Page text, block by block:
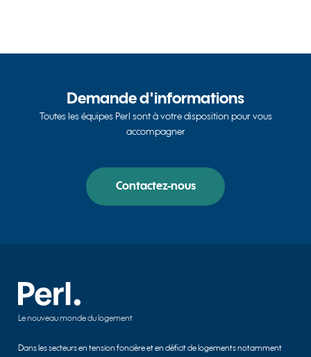
Demande d'informations
Toutes les équipes Perl sont à votre disposition pour vous
accompagner
Contactez-nous
Le nouveau monde du logement
Dans les secteurs en tension foncière et en déficit de logements notamment